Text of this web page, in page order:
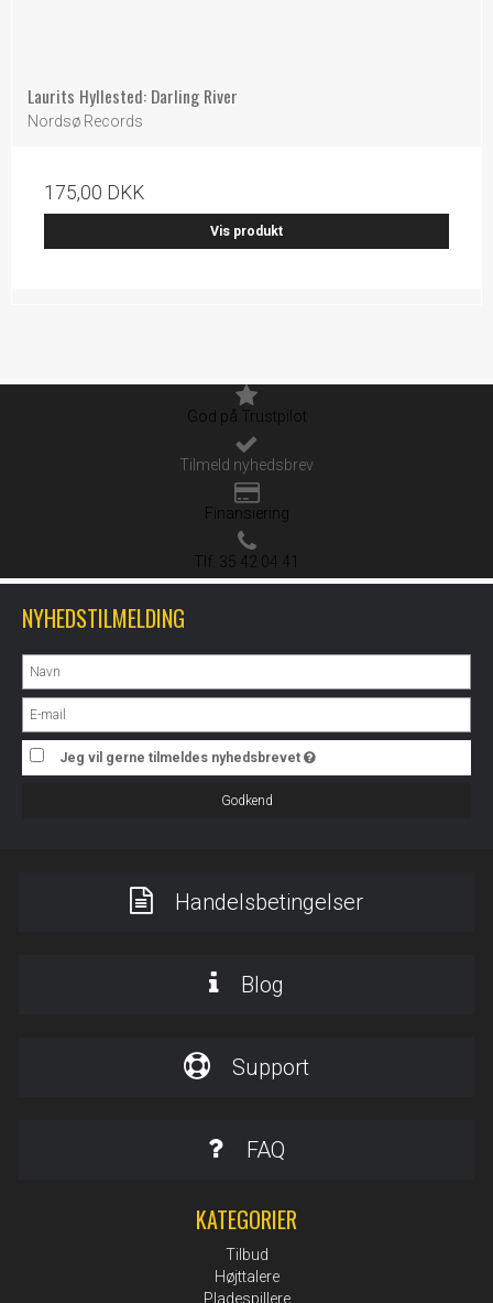
Laurits Hyllested: Darling River
Nordsø Records
175,00 DKK
Vis produkt
God på Trustpilot
Tilmeld nyhedsbrev
Finansiering
Tlf. 35 42 04 41
NYHEDSTILMELDING
Jeg vil gerne tilmeldes nyhedsbrevet
Godkend
Handelsbetingelser
Blog
Support
FAQ
KATEGORIER
Tilbud
Højttalere
Pladespillere